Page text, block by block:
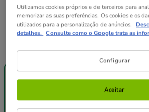
cm)
compras
+35€
79.99€
M (100 x 40 x
40 cm)
😻-25%
compras
+35€
109.99€
Utilizamos cookies próprios e de terceiros para
memorizar as suas preferências. Os cookies e os
utilizados para a personalização de anúncios.
detalhes. Consulte como o Google trata as
Configurar
Aceitar